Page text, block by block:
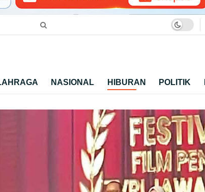
NASIONAL HIBURAN POLITIK